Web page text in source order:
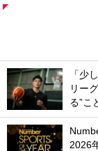
「少
リー
る”こ
2026